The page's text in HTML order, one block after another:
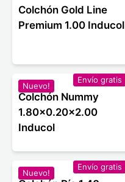
Colchón Gold Line
Premium 1.00 Inducol
Nuevo!
Envío gratis
Colchón Nummy
1.80x0.20x2.00
Inducol
Nuevo!
Envío gratis